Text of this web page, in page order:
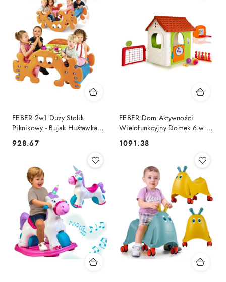
FEBER 2w1 Duży Stolik
Piknikowy - Bujak Huśtawka
Ghost
Cena:
928.67
FEBER Dom Aktywności
Wielofunkcyjny Domek 6 w 1
z Dołączonymi Grami
Cena:
1091.38